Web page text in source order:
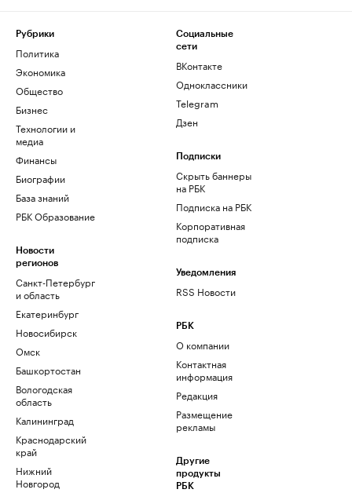
Рубрики
Политика
Экономика
Общество
Бизнес
Технологии и
медиа
Финансы
Биографии
База знаний
РБК Образование
Новости
регионов
Санкт-Петербург
и область
Екатеринбург
Новосибирск
Омск
Башкортостан
Вологодская
область
Калининград
Краснодарский
край
Нижний
Новгород
Социальные
сети
ВКонтакте
Одноклассники
Telegram
Дзен
Подписки
Скрыть баннеры
на РБК
Подписка на РБК
Корпоративная
подписка
Уведомления
RSS Новости
РБК
О компании
Контактная
информация
Редакция
Размещение
рекламы
Другие
продукты
РБК